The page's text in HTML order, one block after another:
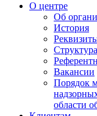
О центре
Об
История
Вакансии
Порядок
области